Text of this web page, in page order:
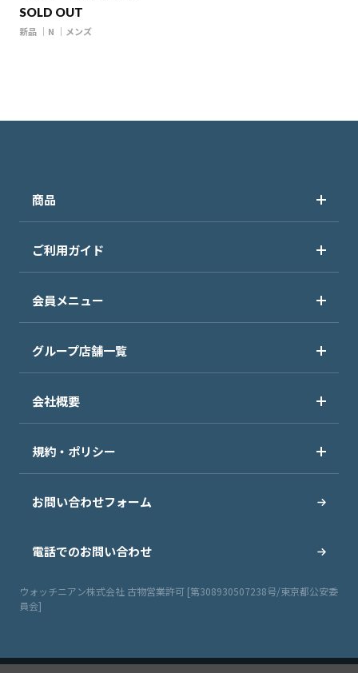
SOLD OUT
新品 N メンズ
商品
ご利用ガイド
会員メニュー
グループ店舗一覧
会社概要
規約・ポリシー
お問い合わせフォーム
電話でのお問い合わせ
ウォッチニアン株式会社 古物営業許可 [第308930507238号/東京都公安委
員会]